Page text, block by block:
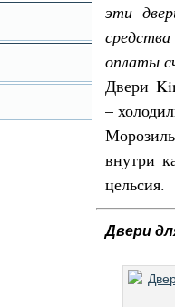
эти
оплаты
Двери
–
внутри
цельсия.
Двери